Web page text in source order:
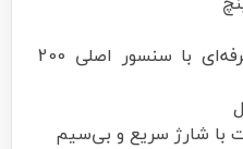
چندگانه حرفه‌ای با سنسور اصلی 200